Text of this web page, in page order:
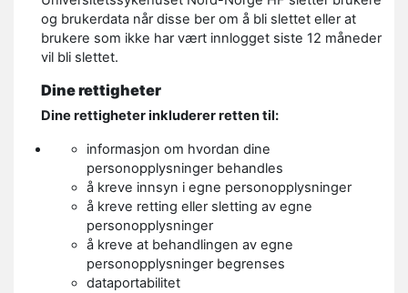
og brukerdata når disse ber om å bli slettet eller at
brukere som ikke har vært innlogget siste 12 måneder
vil bli slettet.
Dine rettigheter
Dine rettigheter inkluderer retten til:
informasjon om hvordan dine
personopplysninger behandles
å kreve innsyn i egne personopplysninger
å kreve retting eller sletting av egne
personopplysninger
å kreve at behandlingen av egne
personopplysninger begrenses
dataportabilitet